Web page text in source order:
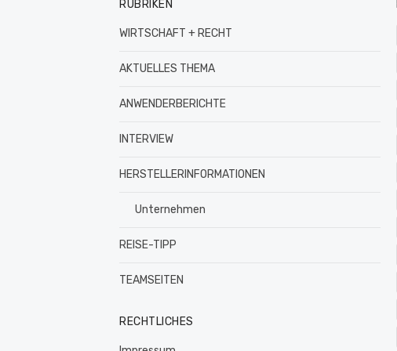
RUBRIKEN
WIRTSCHAFT + RECHT
AKTUELLES THEMA
ANWENDERBERICHTE
INTERVIEW
HERSTELLERINFORMATIONEN
Unternehmen
REISE-TIPP
TEAMSEITEN
RECHTLICHES